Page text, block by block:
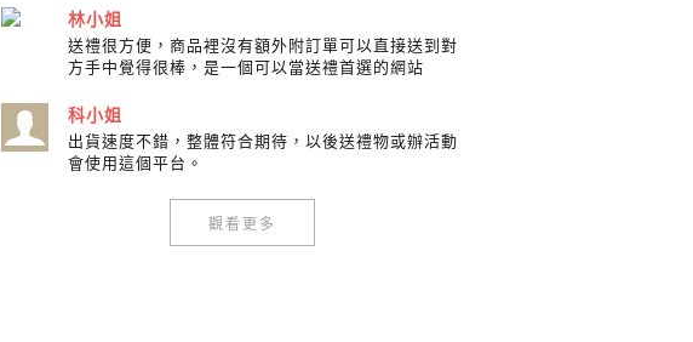
林小姐
送禮很方便，商品裡沒有額外附訂單可以直接送到對
方手中覺得很棒，是一個可以當送禮首選的網站
科小姐
出貨速度不錯，整體符合期待，以後送禮物或辦活動
會使用這個平台。
觀看更多